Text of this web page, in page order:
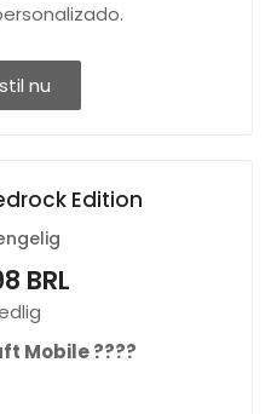
nu
Edition
BRL
Mobile ????